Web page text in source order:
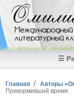
Перейти к основному
Международный
литературный
☰
Вы здесь
Главная Авторы
Прикормивший время